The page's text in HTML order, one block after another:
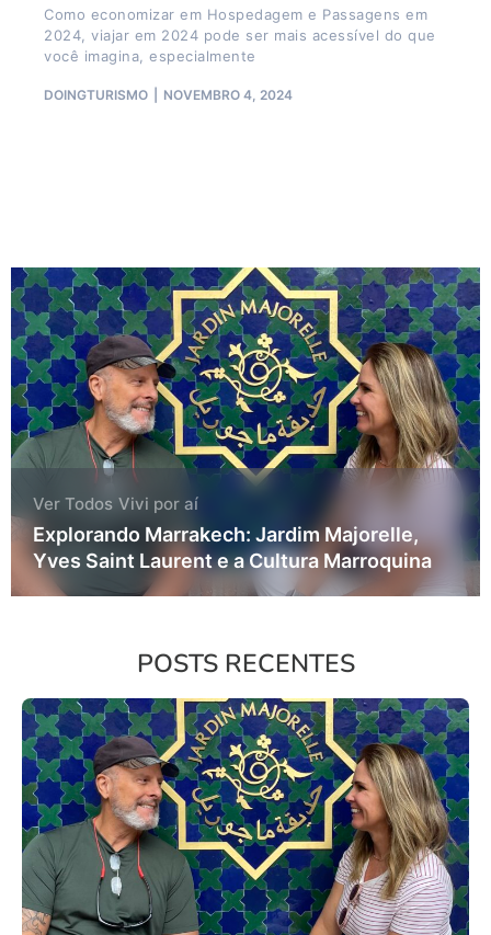
Como economizar em Hospedagem e Passagens em
2024, viajar em 2024 pode ser mais acessível do que
você imagina, especialmente
DOINGTURISMO NOVEMBRO 4, 2024
Ver Todos Vivi por aí
Explorando Marrakech: Jardim Majorelle,
Yves Saint Laurent e a Cultura Marroquina
POSTS RECENTES